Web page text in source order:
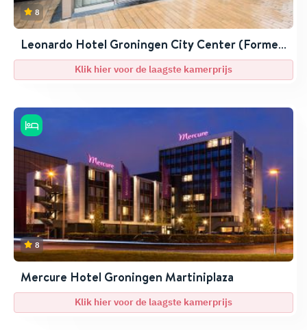
8
Leonardo Hotel Groningen City Center (Former
City Hotel Groningen, Eden Hotels)
Klik hier voor de laagste kamerprijs
8
Mercure Hotel Groningen Martiniplaza
Klik hier voor de laagste kamerprijs